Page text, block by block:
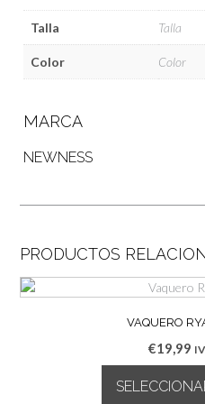
Talla Talla
Color Color
MARCA
NEWNESS
PRODUCTOS
VAQUERO
€19,99